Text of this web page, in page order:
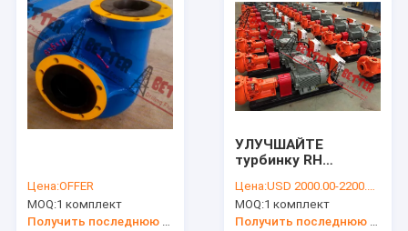
Цена:OFFER
MOQ:1 комплект
Получить последнюю цену
УЛУЧШАЙТЕ
турбинку RH
6x5x14 w/Mechanical
большой винной
бутылки миссии
Цена:USD 2000.00-2200.00 PER SET
MOQ:1 комплект
Получить последнюю цену